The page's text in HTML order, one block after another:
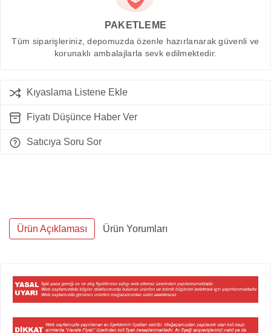
PAKETLEME
Tüm siparişleriniz, depomuzda özenle hazırlanarak güvenli ve
korunaklı ambalajlarla sevk edilmektedir.
Kıyaslama Listene Ekle
Fiyatı Düşünce Haber Ver
Satıcıya Soru Sor
Ürün Açıklaması Ürün Yorumları